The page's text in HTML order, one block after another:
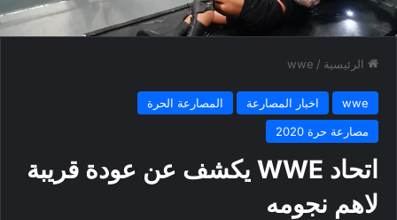
الرئيسية /
wwe
wwe اخبار المصارعة
المصارعة الحرة
مصارعة حرة 2020
اتحاد WWE يكشف عن عودة قريبة
لاهم نجومه